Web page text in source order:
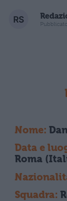
Nome:
Data e
Roma
Squadra: